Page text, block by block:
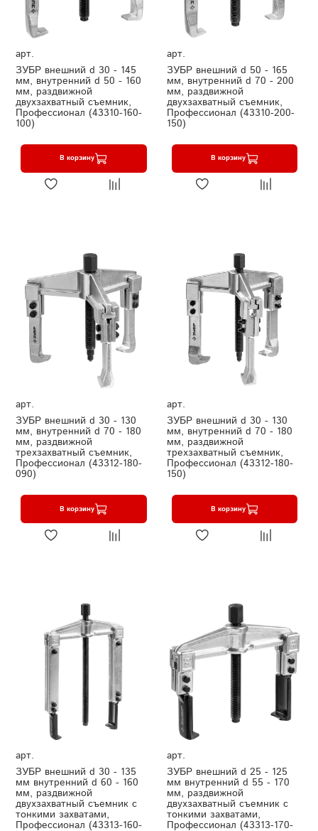
арт.
ЗУБР внешний d 30 - 145
мм, внутренний d 50 - 160
мм, раздвижной
двухзахватный съемник,
Профессионал (43310-160-
100)
В корзину
арт.
ЗУБР внешний d 50 - 165
мм, внутренний d 70 - 200
мм, раздвижной
двухзахватный съемник,
Профессионал (43310-200-
150)
В корзину
арт.
ЗУБР внешний d 30 - 130
мм, внутренний d 70 - 180
мм, раздвижной
трехзахватный съемник,
Профессионал (43312-180-
090)
В корзину
арт.
ЗУБР внешний d 30 - 130
мм, внутренний d 70 - 180
мм, раздвижной
трехзахватный съемник,
Профессионал (43312-180-
150)
В корзину
арт.
ЗУБР внешний d 30 - 135
мм внутренний d 60 - 160
мм, раздвижной
двухзахватный съемник с
тонкими захватами,
Профессионал (43313-160-
арт.
ЗУБР внешний d 25 - 125
мм внутренний d 55 - 170
мм, раздвижной
двухзахватный съемник с
тонкими захватами,
Профессионал (43313-170-